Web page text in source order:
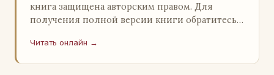
книга защищена авторским правом. Для
получения полной версии книги обратитесь к
легального ко…
Читать онлайн →